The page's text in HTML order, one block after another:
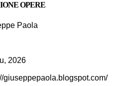
OPERE
Paola
2026
giuseppepaola.blogspot.com/